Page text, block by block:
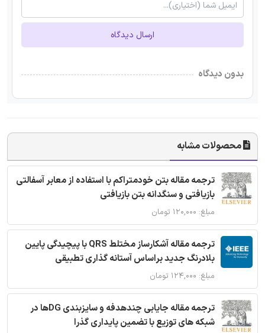
ارسال دیدگاه
بدون دیدگاه
محصولات مشابه
ترجمه مقاله بتن خودمتراکم با استفاده از معابر آسفالتی
بازیافتی و سنگدانه بتن بازیافتی
مبلغ: ۱۲۰,۰۰۰ تومان
ترجمه مقاله آشکارساز مختلط QRS با پیچیدگی پایین
بلادرنگ جدید براساس آستانه گذاری تطبیقی
مبلغ: ۱۲۴,۰۰۰ تومان
ترجمه مقاله جایابی چندهدفه و سایزبندی DGها در
شبکه های توزیع با تضمین پایداری گذرا